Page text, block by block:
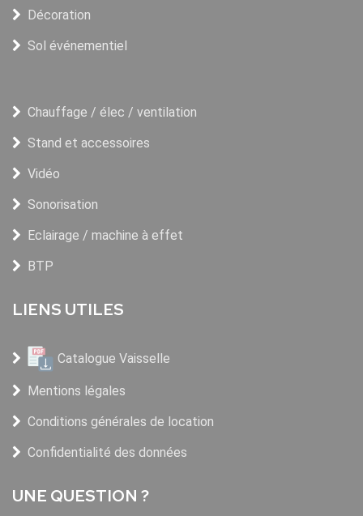
Décoration
Sol événementiel
Chauffage / élec / ventilation
Stand et accessoires
Vidéo
Sonorisation
Eclairage / machine à effet
BTP
LIENS UTILES
Catalogue Vaisselle
Mentions légales
Conditions générales de location
Confidentialité des données
UNE QUESTION ?